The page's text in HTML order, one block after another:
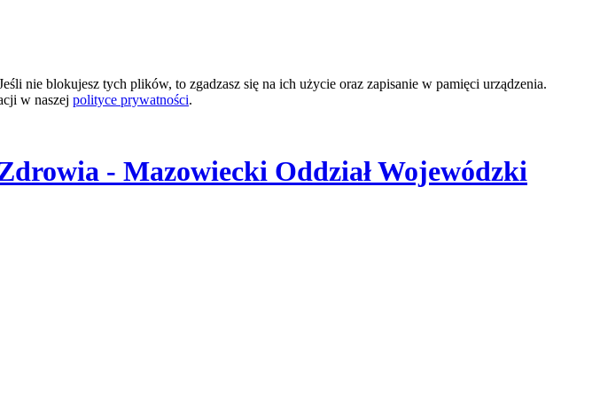
nie blokujesz tych plików, to zgadzasz się na ich użycie oraz zapisanie w pamięci urządzenia.
w naszej polityce prywatności.
- Mazowiecki Oddział Wojewódzki